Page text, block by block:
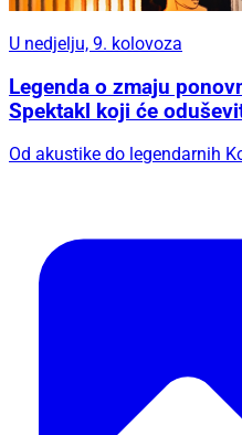
U nedjelju, 9. kolovoza
Legenda o zmaju
Spektakl koji će
Od akustike do legendarnih